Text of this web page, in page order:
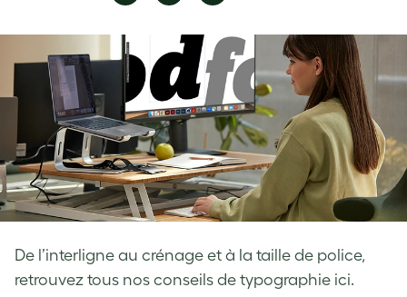
De l’interligne au crénage et à la taille de police,
retrouvez tous nos conseils de typographie ici.
FacebookLinkedInTwitter